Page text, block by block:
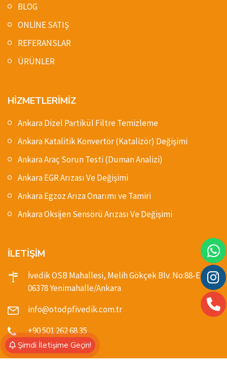
Şimdi İletişime Geçin!
BLOG
ONLİNE SATIŞ
REFERANSLAR
ÜRÜNLER
HİZMETLERİMİZ
Ankara Dizel Partikül Filtre Temizleme
Ankara Katalitik Konvertör (Katalizör) Değişimi
Ankara Araç Sorun Testi (Duman Analizi)
Ankara EGR Arızası Ve Değişimi
Ankara Egzoz Arıza Onarımı ve Tamiri
Ankara Oksijen Sensörü Arızası Ve Değişimi
İLETİŞİM
İvedik OSB Mahallesi, Melih Gökçek Blv. No:88-E,
06378 Yenimahalle/Ankara
info@otodpfivedik.com.tr
+90 501 262 68 35